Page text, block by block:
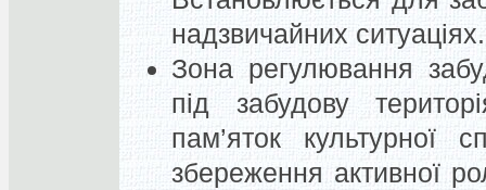
надзвичайних ситуаціях.
Зона регулювання
під забудову
пам’яток культурної
збереження активної